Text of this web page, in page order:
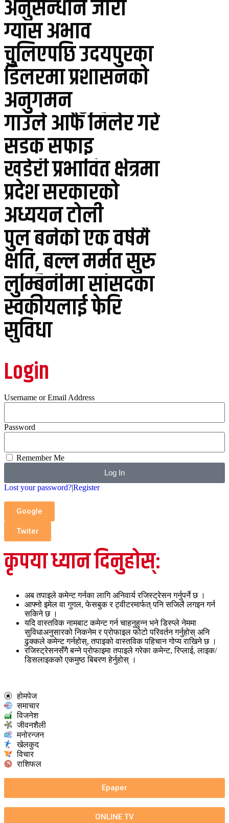
अनुसन्धान जारी
ग्यास अभाव
चुलिएपछि उदयपुरका
डिलरमा प्रशासनको
अनुगमन
गाउँले आफैँ मिलेर गरे
सडक सफाइ
खडेरी प्रभावित क्षेत्रमा
प्रदेश सरकारको
अध्ययन टोली
पुल बनेको एक वर्षमै
क्षति, बल्ल मर्मत सुरु
लुम्बिनीमा सांसदका
स्वकीयलाई फेरि
सुविधा
Login
Username or Email Address
Password
Remember Me
Log In
Lost your password?|Register
Google
Twiter
कृपया ध्यान दिनुहोस्:
अब तपाइले कमेन्ट गर्नका लागि अनिवार्य रजिस्ट्रेसन गर्नुपर्ने छ ।
आफ्नो इमेल वा गुगल, फेसबुक र ट्वीटरमार्फत् पनि सजिलै लगइन गर्न
सकिने छ ।
यदि वास्तविक नामबाट कमेन्ट गर्न चाहनुहुन्न भने डिस्प्ले नेममा
सुविधाअनुसारको निकनेम र प्रोफाइल फोटो परिवर्तन गर्नुहोस् अनि
ढुक्कले कमेन्ट गर्नहोस्, तपाइको वास्तविक पहिचान गोप्य राखिने छ ।
रजिस्ट्रेसनसँगै बन्ने प्रोफाइमा तपाइले गरेका कमेन्ट, रिप्लाई, लाइक/
डिसलाइकको एकमुष्ठ बिबरण हेर्नुहोस् ।
होमपेज
समाचार
विजनेश
जीवनशैली
मनोरन्जन
खेलकुद
विचार
राशिफल
Epaper
ONLINE TV